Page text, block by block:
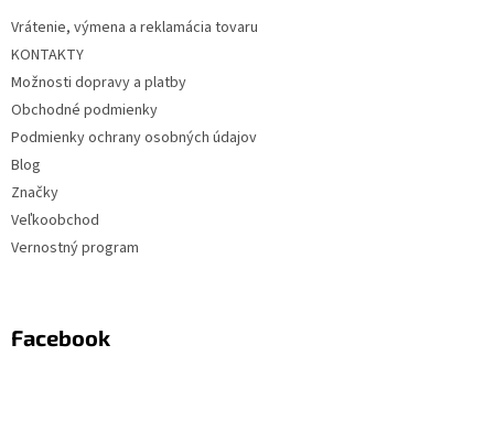
Vrátenie, výmena a reklamácia tovaru
KONTAKTY
Možnosti dopravy a platby
Obchodné podmienky
Podmienky ochrany osobných údajov
Blog
Značky
Veľkoobchod
Vernostný program
Facebook